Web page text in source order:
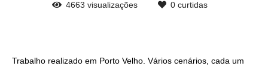
4663 visualizações 0curtidas
Trabalho realizado em Porto Velho. Vários cenários, cada um